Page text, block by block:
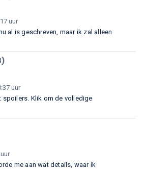
uur
al is geschreven, maar ik zal alleen
uur
spoilers. Klik om de volledige
me aan wat details, waar ik